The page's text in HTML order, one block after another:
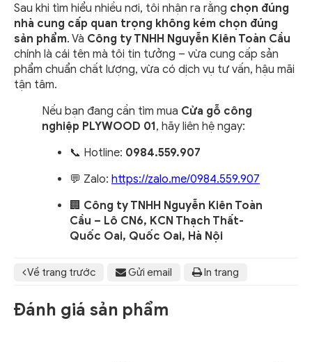
Sau khi tìm hiểu nhiều nơi, tôi nhận ra rằng chọn đúng
nhà cung cấp quan trọng không kém chọn đúng
sản phẩm. Và Công ty TNHH Nguyễn Kiên Toàn Cầu
chính là cái tên mà tôi tin tưởng – vừa cung cấp sản
phẩm chuẩn chất lượng, vừa có dịch vụ tư vấn, hậu mãi
tận tâm.
Nếu bạn đang cần tìm mua Cửa gỗ công
nghiệp PLYWOOD 01, hãy liên hệ ngay:
📞 Hotline: 0984.559.907
💬 Zalo: https://zalo.me/0984.559.907
🏢 Công ty TNHH Nguyễn Kiên Toàn
Cầu – Lô CN6, KCN Thạch Thất-
Quốc Oai, Quốc Oai, Hà Nội
Về trang trước Gửi email In trang
Đánh giá sản phẩm